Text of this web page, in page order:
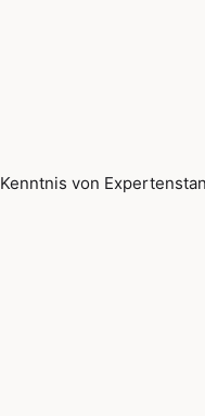
Kenntnis von